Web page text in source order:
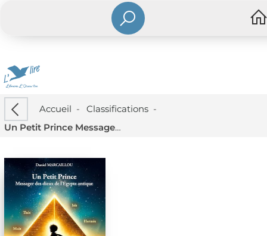
Accueil - Classifications-
Un Petit Prince Messager Des Dieux De L'egypte Antique : Essai Sur Le Mysticisme D'antoine De Saint-exupery